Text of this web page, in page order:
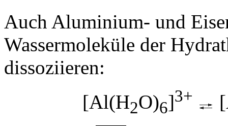
Auch Aluminium- und
Wassermoleküle der
dissoziieren:
[Al(H2O)6]3+